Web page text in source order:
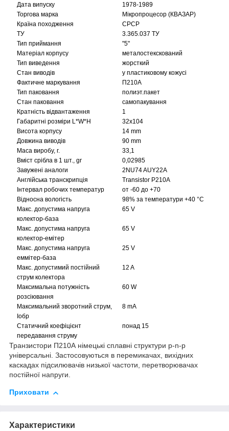
Дата випуску
1978-1989
Торгова марка
Мікропроцесор (КВАЗАР)
Країна походження
СРСР
ТУ
3.365.037 ТУ
Тип приймання
"5"
Матеріал корпусу
металостекскований
Тип виведення
жорсткий
Стан виводів
у пластиковому кожусі
Фактичне маркування
П210А
Тип паковання
полиэт.пакет
Стан паковання
самопакування
Кратність відвантаження
1
Габаритні розміри L*W*H
32х104
Висота корпусу
14 mm
Довжина виводів
90 mm
Маса виробу, г.
33,1
Вміст срібла в 1 шт., gr
0,02985
Завужені аналоги
2NU74 AUY22A
Англійська транскрипція
Transistor P210A
Інтервал робочих температур
от -60 до +70
Відносна вологість
98% за температури +40 °C
Макс. допустима напруга
колектор-база
65 V
Макс. допустима напруга
колектор-емітер
65 V
Макс. допустима напруга
еммітер-база
25 V
Макс. допустимий постійний
струм колектора
12 A
Максимальна потужність
розсіювання
60 W
Максимальний зворотний струм,
Iобр
8 mA
Статичний коефіцієнт
передавання струму
понад 15
Транзистори П210А німецькі сплавні структури p-n-p
універсальні. Застосовуються в перемикачах, вихідних
каскадах підсилювачів низької частоти, перетворювачах
постійної напруги.
Приховати
Характеристики